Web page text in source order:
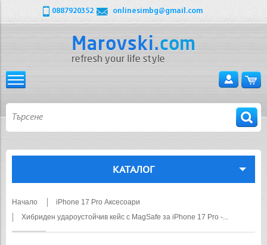
0887920352 onlinesimbg@gmail.com
КАТАЛОГ
Начало
iPhone 17 Pro Аксесоари
Хибриден удароустойчив кейс с MagSafe за iPhone 17 Pro -...